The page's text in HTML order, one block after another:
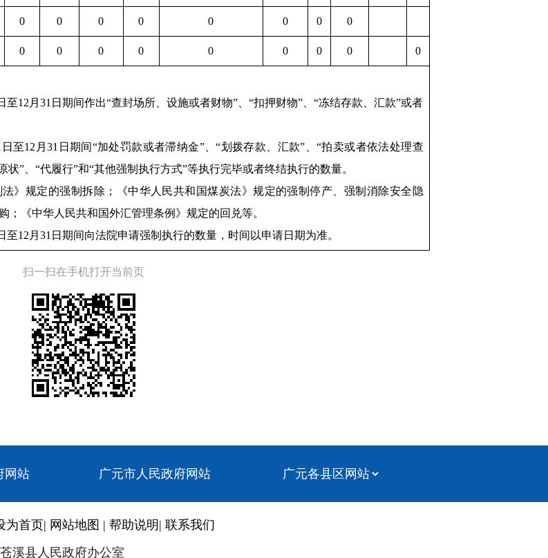
0 0 0 0 0 0 0 0
0 0 0 0 0 0 0 0 0
12月31日期间作出“查封场所、设施或者财物”、“扣押财物”、“冻结存款、汇款”或者
至12月31日期间“加处罚款或者滞纳金”、“划拨存款、汇款”、“拍卖或者依法处理查
”、“代履行”和“其他强制执行方式”等执行完毕或者终结执行的数量。
》规定的强制拆除；《中华人民共和国煤炭法》规定的强制停产、强制消除安全隐
；《中华人民共和国外汇管理条例》规定的回兑等。
12月31日期间向法院申请强制执行的数量，时间以申请日期为准。
扫一扫在手机打开当前页
网站 广元市人民政府网站
为首页| 网站地图 | 帮助说明 | 联系我们
溪县人民政府办公室